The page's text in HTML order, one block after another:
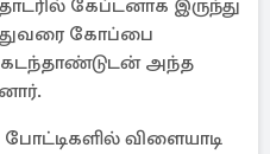
கேப்டனாக இருந்து
கோப்பை
அந்த
விளையாடி